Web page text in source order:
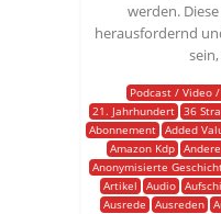
werden.
herausfordernd
Podcast / Video /
21. Jahrhundert 36
Abonnement
Added
Amazon Kdp
Andere
Anonymisierte
Artikel
Audio
Ausrede
Ausreden